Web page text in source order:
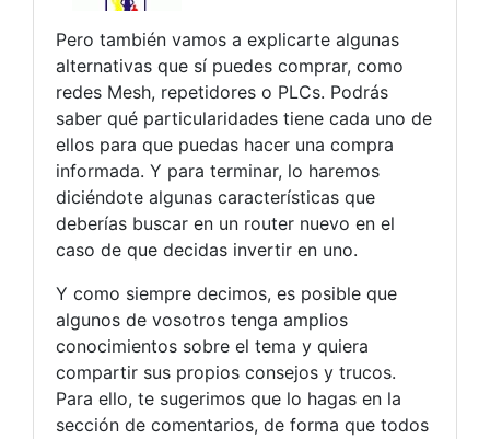
Pero también vamos a explicarte algunas
alternativas que sí puedes comprar, como
redes Mesh, repetidores o PLCs. Podrás
saber qué particularidades tiene cada uno de
ellos para que puedas hacer una compra
informada. Y para terminar, lo haremos
diciéndote algunas características que
deberías buscar en un router nuevo en el
caso de que decidas invertir en uno.
Y como siempre decimos, es posible que
algunos de vosotros tenga amplios
conocimientos sobre el tema y quiera
compartir sus propios consejos y trucos.
Para ello, te sugerimos que lo hagas en la
sección de comentarios, de forma que todos